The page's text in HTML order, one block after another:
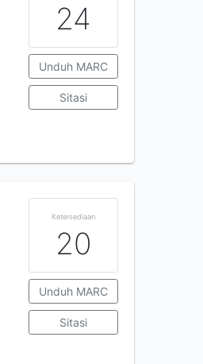
24
Unduh MARC
Sitasi
Ketersediaan
20
Unduh MARC
Sitasi